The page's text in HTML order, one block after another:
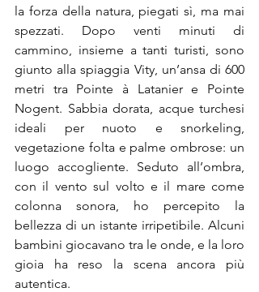
la forza della natura, piegati sì, ma mai
spezzati. Dopo venti minuti di
cammino, insieme a tanti turisti, sono
giunto alla spiaggia Vity, un’ansa di 600
metri tra Pointe à Latanier e Pointe
Nogent. Sabbia dorata, acque turchesi
ideali per nuoto e snorkeling,
vegetazione folta e palme ombrose: un
luogo accogliente. Seduto all’ombra,
con il vento sul volto e il mare come
colonna sonora, ho percepito la
bellezza di un istante irripetibile. Alcuni
bambini giocavano tra le onde, e la loro
gioia ha reso la scena ancora più
autentica.